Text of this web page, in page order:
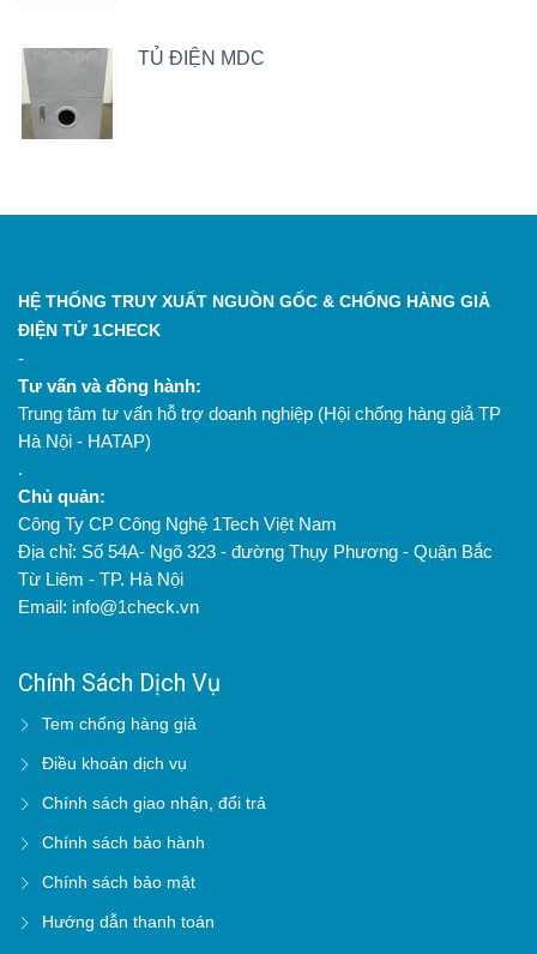
TỦ ĐIỆN MDC
HỆ THỐNG TRUY XUẤT NGUỒN GỐC & CHỐNG HÀNG GIẢ
ĐIỆN TỬ 1CHECK
-
Tư vấn và đồng hành:
Trung tâm tư vấn hỗ trợ doanh nghiệp (Hội chống hàng giả TP
Hà Nội - HATAP)
.
Chủ quản:
Công Ty CP Công Nghệ 1Tech Việt Nam
Địa chỉ: Số 54A- Ngõ 323 - đường Thụy Phương - Quận Bắc
Từ Liêm - TP. Hà Nội
Email: info@1check.vn
Chính Sách Dịch Vụ
Tem chống hàng giả
Điều khoản dịch vụ
Chính sách giao nhận, đổi trả
Chính sách bảo hành
Chính sách bảo mật
Hướng dẫn thanh toán